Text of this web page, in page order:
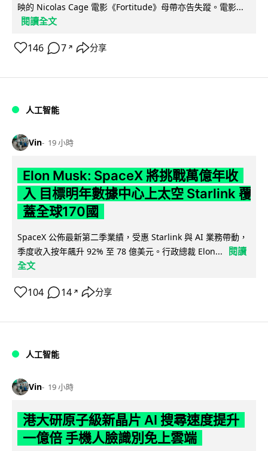
映的 Nicolas Cage 電影《Fortitude》母帶亦告失蹤。電影...
閱讀全文
146 7 ↗ 分享
人工智能
Vin 19 小時
Elon Musk: SpaceX 將挑戰萬億年收
入 目標明年數據中心上太空 Starlink 覆
蓋全球170國
SpaceX 公佈最新第二季業績，受惠 Starlink 與 AI 業務帶動，
季度收入按年飆升 92% 至 78 億美元。行政總裁 Elon...
閱讀
全文
104 14 ↗ 分享
人工智能
Vin 19 小時
港大研原子級新晶片 AI 搜尋速度提升
一億倍 手機人臉識別免上雲端